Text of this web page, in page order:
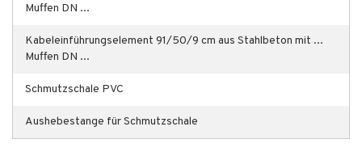
Muffen DN ...
Kabeleinführungselement 91/50/9 cm aus Stahlbeton mit ...
Muffen DN ...
Schmutzschale PVC
Aushebestange für Schmutzschale